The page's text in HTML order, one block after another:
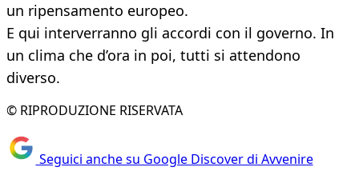
un ripensamento europeo.
E qui interverranno gli accordi con il governo. In
un clima che d’ora in poi, tutti si attendono
diverso.
© RIPRODUZIONE RISERVATA
Seguici anche su Google Discover di Avvenire